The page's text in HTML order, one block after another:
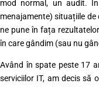
mod normal, un audit.
menajamente) situațiile de
ne pune în fața
în care gândim (sau nu
Având în spate peste 17
serviciilor IT, am decis să